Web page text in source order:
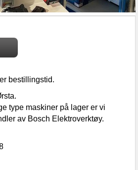
bestillingstid.
type maskiner på lager er vi
av Bosch Elektroverktøy.